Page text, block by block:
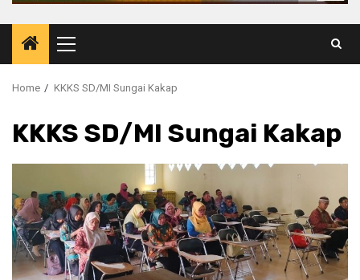
Primary
Menu
Home KKKS SD/MI Sungai Kakap
KKKS SD/MI Sungai Kakap